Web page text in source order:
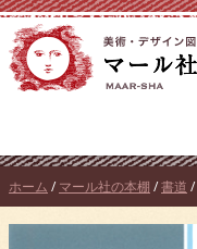
コ
ン
テ
ス
キ
ッ
ホーム / マール社の本棚 /書道 /